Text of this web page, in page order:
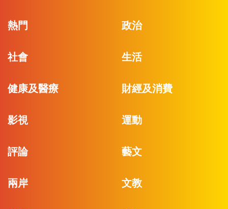
熱門 政治
社會 生活
健康及醫療 財經及消費
影視 運動
評論 藝文
兩岸 文教